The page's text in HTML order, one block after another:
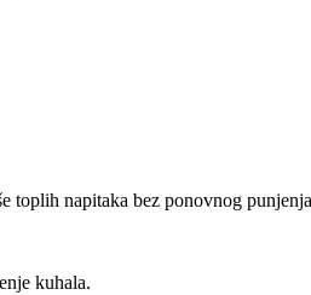
napitaka bez ponovnog
kuhala.